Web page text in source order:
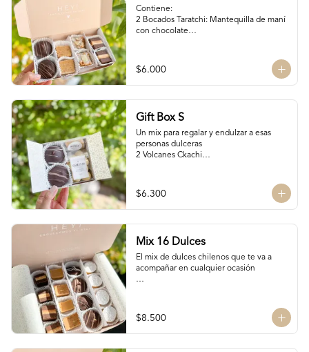
SI NECESITAS MÁS DE 10 UNIDADES
escríbenos por WhatsApp o Instagram
cantidades disponibles para que siempre
estén fresquitos)
Contiene:
2 Bocados Taratchi: Mantequilla de maní
con chocolate
2 Bocados de Manjar duro nuez
2 San Estanislao: Dulce chileno a base de
almendras, manjar y glasé
$6.000
Gift Box S
Un mix para regalar y endulzar a esas
personas dulceras
2 Volcanes Ckachi
Bocado de Manjar duro
$6.300
Mix 16 Dulces
El mix de dulces chilenos que te va a
acompañar en cualquier ocasión
4 mini chilenitos
4 Bocados Taratchi: Mantequilla de maní
con chocolate
$8.500